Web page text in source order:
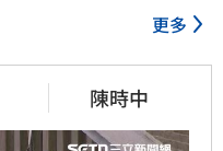
更多
陳時中